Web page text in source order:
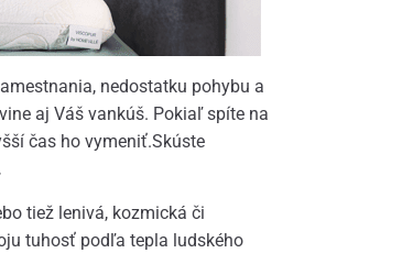
nedostatku pohybu a
aj Váš vankúš. Pokiaľ spíte na
čas ho vymeniť.Skúste
tiež lenivá, kozmická či
tuhosť podľa tepla ludského